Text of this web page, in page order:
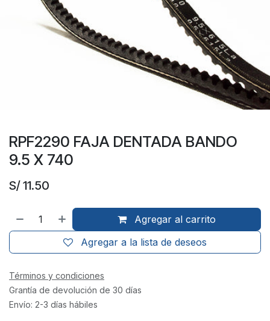
RPF2290 FAJA DENTADA BANDO
9.5 X 740
S/11.50
Agregar al carrito
Agregar a la lista de deseos
Términos y condiciones
Grantía de devolución de 30 días
Envío: 2-3 días hábiles